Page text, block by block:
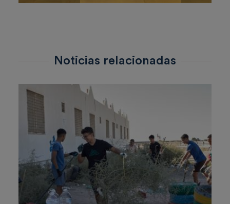
Noticias relacionadas